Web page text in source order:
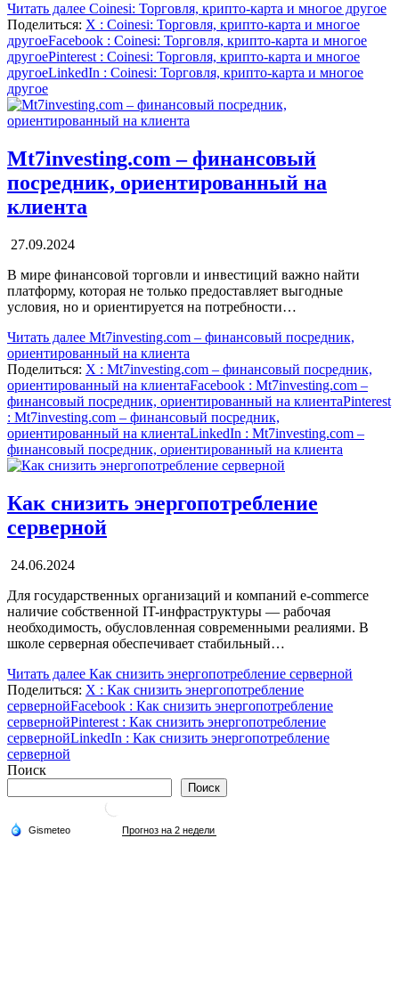
Читать далее Coinesi: Торговля, крипто-карта и многое другое
Поделиться: X : Coinesi: Торговля, крипто-карта и многое
другоеFacebook : Coinesi: Торговля, крипто-карта и многое
другоеPinterest : Coinesi: Торговля, крипто-карта и многое
другоеLinkedIn : Coinesi: Торговля, крипто-карта и многое
другое
Mt7investing.com – финансовый
посредник, ориентированный на
клиента
27.09.2024
В мире финансовой торговли и инвестиций важно найти
платформу, которая не только предоставляет выгодные
условия, но и ориентируется на потребности…
Читать далее Mt7investing.com – финансовый посредник,
ориентированный на клиента
Поделиться: X : Mt7investing.com – финансовый посредник,
ориентированный на клиентаFacebook : Mt7investing.com –
финансовый посредник, ориентированный на клиентаPinterest
: Mt7investing.com – финансовый посредник,
ориентированный на клиентаLinkedIn : Mt7investing.com –
финансовый посредник, ориентированный на клиента
Как снизить энергопотребление
серверной
24.06.2024
Для государственных организаций и компаний e-commerce
наличие собственной IT-инфраструктуры — рабочая
необходимость, обусловленная современными реалиями. В
школе серверная обеспечивает стабильный…
Читать далее Как снизить энергопотребление серверной
Поделиться: X : Как снизить энергопотребление
сервернойFacebook : Как снизить энергопотребление
сервернойPinterest : Как снизить энергопотребление
сервернойLinkedIn : Как снизить энергопотребление
серверной
Поиск
Поиск